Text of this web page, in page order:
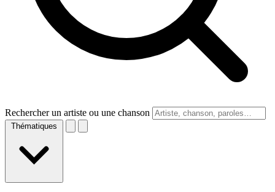
Rechercher un artiste ou une chanson
Thématiques